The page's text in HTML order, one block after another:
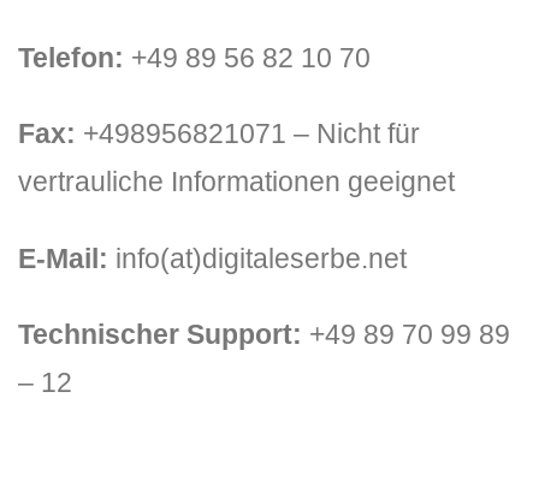
DLH Stick Bedienungsanleitung
Versionsinformationen
Telefon: +49 89 56 82 10 70
Fax: +498956821071 – Nicht für
vertrauliche Informationen geeignet
E-Mail: info(at)digitaleserbe.net
Technischer Support: +49 89 70 99 89
– 12